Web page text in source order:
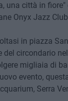
una città in
Onyx Jazz
in piazza
del circondario
migliaia di
evento,
Serra